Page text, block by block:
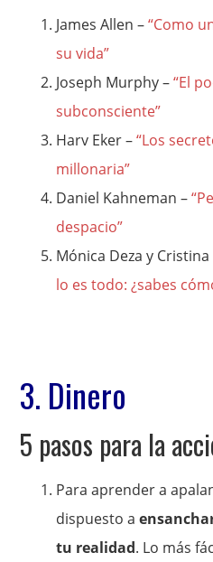
James Allen –“Como
su vida”
Joseph Murphy –“El
subconsciente”
Harv Eker –“Los
millonaria”
Daniel Kahneman –
despacio”
Mónica Deza y
lo es todo: ¿sabes
3. Dinero
5 pasos para la
Para aprender a
dispuesto a
tu realidad. Lo más